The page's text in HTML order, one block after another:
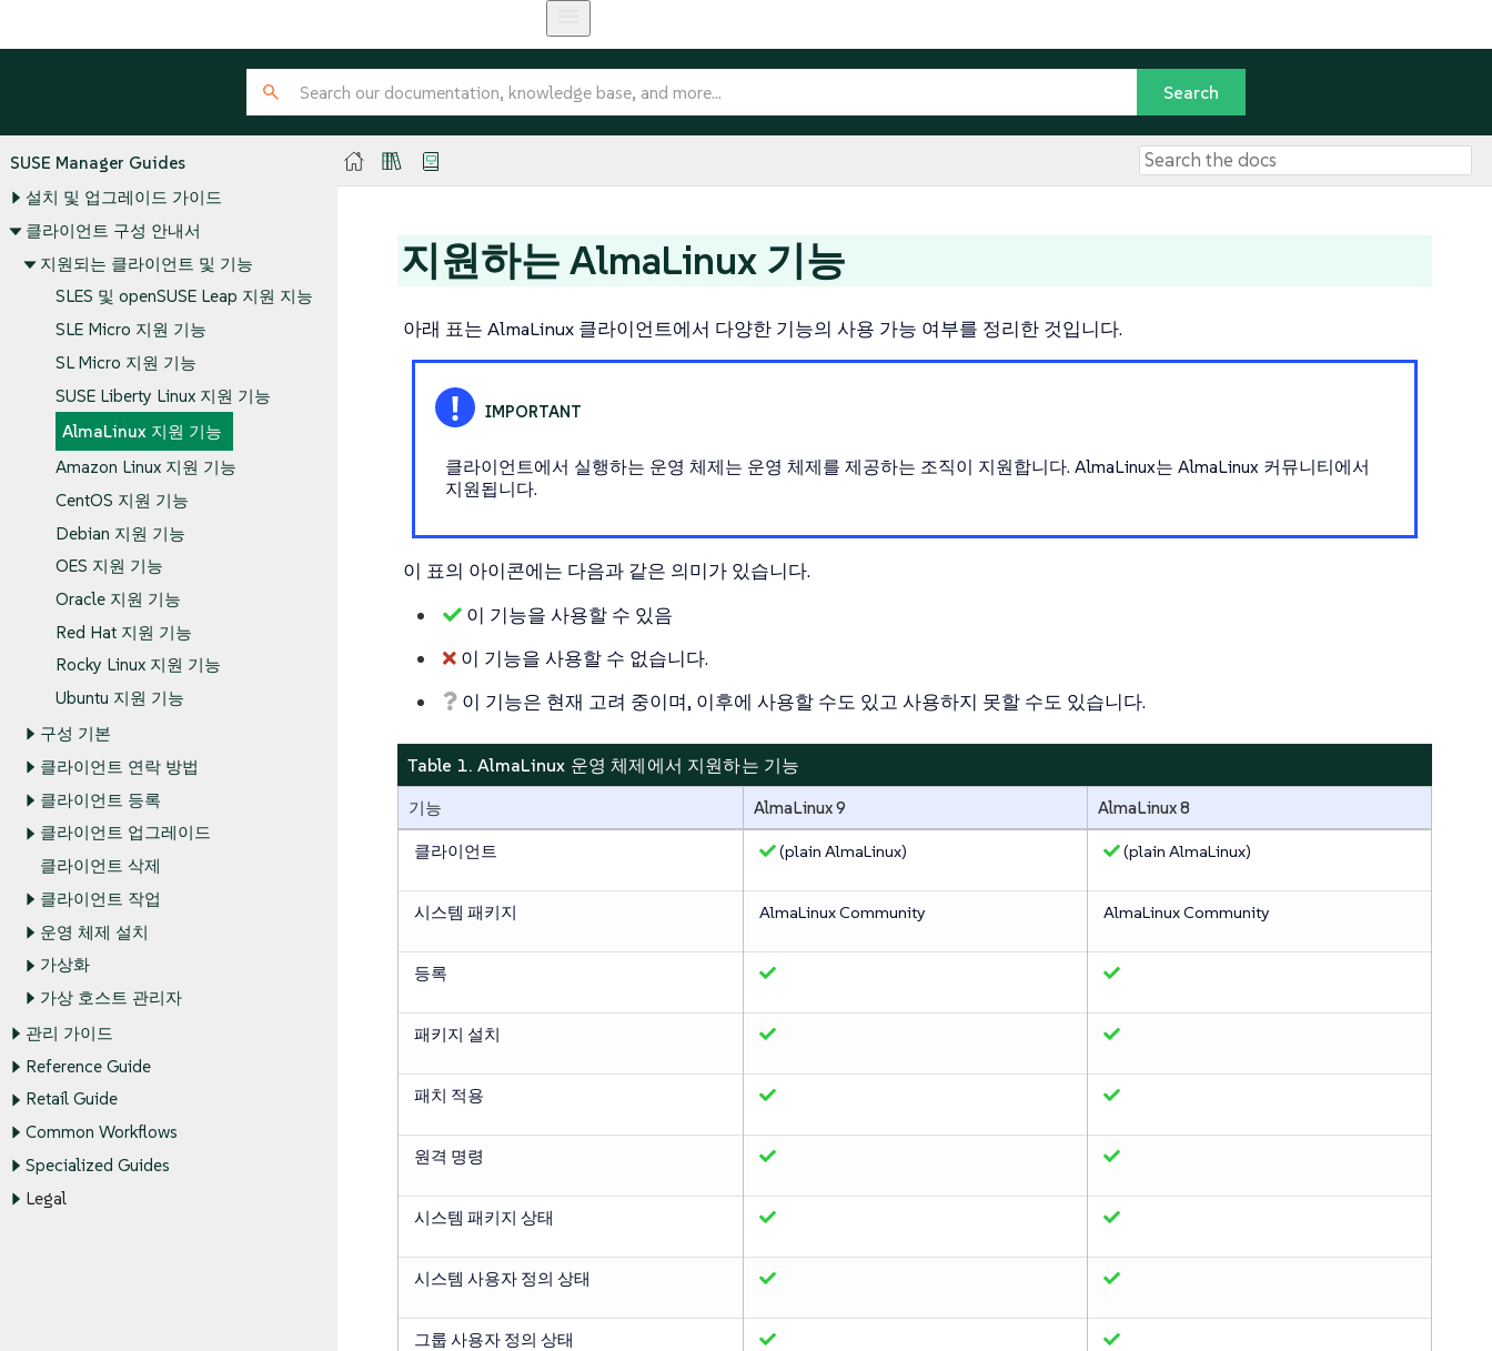
SUSE Manager Guides
설치 및 업그레이드 가이드
클라이언트 구성 안내서
지원되는 클라이언트 및 기능
SLES 및 openSUSE Leap 지원 지능
SLE Micro 지원 기능
SL Micro 지원 기능
SUSE Liberty Linux 지원 기능
AlmaLinux 지원 기능
Amazon Linux 지원 기능
CentOS 지원 기능
Debian 지원 기능
OES 지원 기능
Oracle 지원 기능
Red Hat 지원 기능
Rocky Linux 지원 기능
Ubuntu 지원 기능
구성 기본
클라이언트 연락 방법
클라이언트 등록
클라이언트 업그레이드
클라이언트 삭제
클라이언트 작업
운영 체제 설치
가상화
가상 호스트 관리자
관리 가이드
Reference Guide
Retail Guide
Common Workflows
Specialized Guides
Legal
지원하는 AlmaLinux 기능
아래 표는 AlmaLinux 클라이언트에서 다양한 기능의 사용 가능 여부를 정리한 것입니다.
클라이언트에서 실행하는 운영 체제는 운영 체제를 제공하는 조직이 지원합니다. AlmaLinux는 AlmaLinux 커뮤니티에서
지원됩니다.
이 표의 아이콘에는 다음과 같은 의미가 있습니다.
이 기능을 사용할 수 있음
이 기능을 사용할 수 없습니다.
이 기능은 현재 고려 중이며, 이후에 사용할 수도 있고 사용하지 못할 수도 있습니다.
Table 1. AlmaLinux 운영 체제에서 지원하는 기능
기능 AlmaLinux 9 AlmaLinux 8
클라이언트 (plain AlmaLinux) (plain AlmaLinux)
시스템 패키지 AlmaLinux Community AlmaLinux Community
등록
패키지 설치
패치 적용
원격 명령
시스템 패키지 상태
시스템 사용자 정의 상태
그룹 사용자 정의 상태